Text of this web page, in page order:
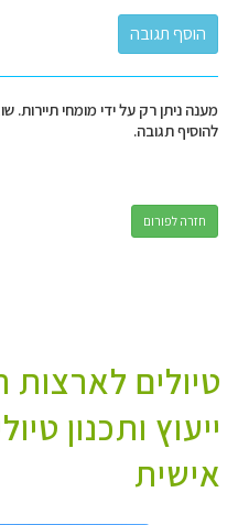
מענה ניתן רק על ידי מומחי
להוסיף תגובה.
חזרה לפורום
טיולים
ייעוץ ותכנון
אישית